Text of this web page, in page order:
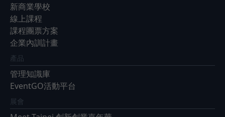
新商業學校
線上課程
課程團票方案
企業內訓計畫
產品
管理知識庫
EventGO活動平台
展會